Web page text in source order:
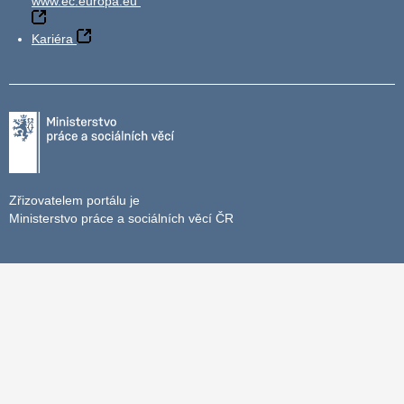
Kariéra
Zřizovatelem portálu je
Ministerstvo práce a sociálních věcí ČR